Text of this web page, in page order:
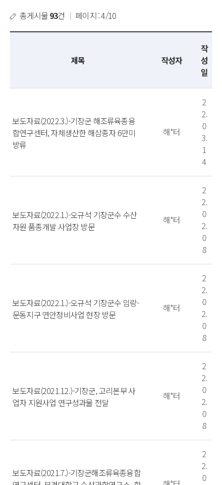
총게시물 93건 ｜ 페이지 : 4/10
제목 작성자
작
성
일
보도자료(2022.3.)-기장군 해조류육종융
합연구센터, 자체생산한 해삼종자 6만미
방류
해*터
2
2.
0
3.
1
4
보도자료(2022.1.)-오규석 기장군수 수산
자원 품종개발 사업장 방문
해*터
2
2.
0
2.
0
8
보도자료(2022.1.)-오규석 기장군수 임랑-
문동지구 연안정비사업 현장 방문
해*터
2
2.
0
2.
0
8
보도자료(2021.12.)-기장군, 고리본부 사
업자 지원사업 연구성과물 전달
해*터
2
2.
0
2.
0
8
보도자료(2021.7.)-기장군해조류육종융합
2
2.
0